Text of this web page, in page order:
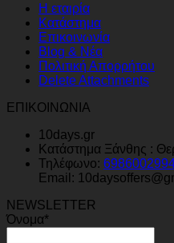
Η εταιρία
Κατάστημα
Επικοινωνία
Blog & Νέα
Πολιτική Απορρήτου
Delete Attachments
ΕΠΙΚΟΙΝΩΝΙΑ
10days.gr
Κατάστημα Ξάνθης :
Τηλέφωνο:
Email:
NEWSLETTER
Όνομα*